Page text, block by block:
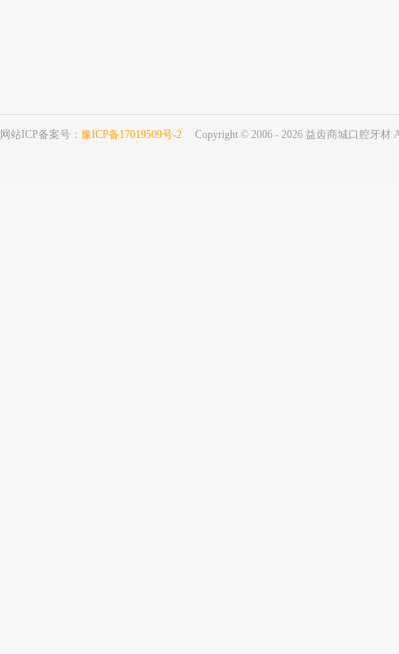
网站ICP备案号： 豫ICP备17019509号-2 Copyright © 2006 - 2026 益齿商城口腔牙材